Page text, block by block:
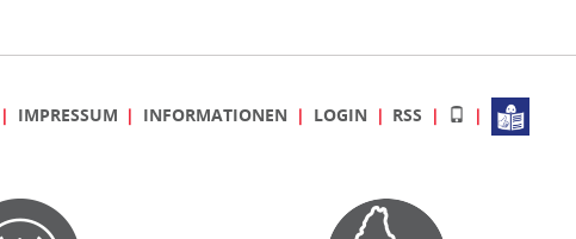
IMPRESSUM INFORMATIONEN LOGIN RSS